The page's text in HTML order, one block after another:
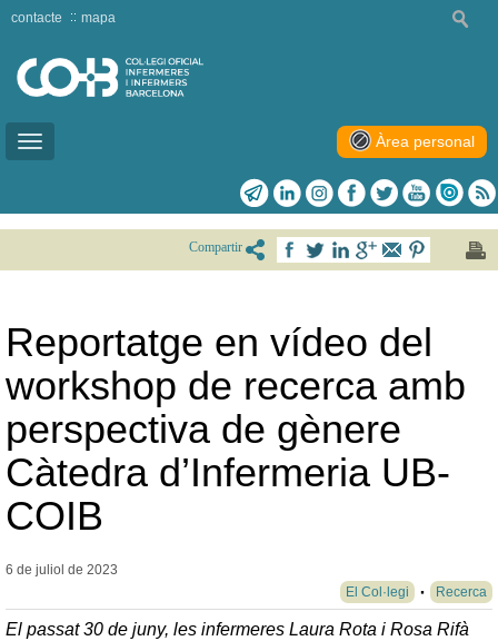
Toggle
contacte mapa
Àrea personal
Compartir
Reportatge en vídeo del
workshop de recerca amb
perspectiva de gènere
Càtedra d’Infermeria UB-
COIB
6 de juliol de 2023
El Col·legi
Recerca
El passat 30 de juny, les infermeres Laura Rota i Rosa Rifà